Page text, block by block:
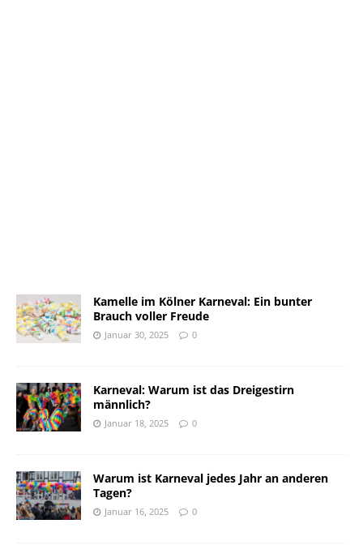
Kamelle im Kölner Karneval: Ein bunter
Brauch voller Freude
Januar 30, 2025 0
Karneval: Warum ist das Dreigestirn
männlich?
Januar 18, 2025 0
Warum ist Karneval jedes Jahr an anderen
Tagen?
Januar 16, 2025 0